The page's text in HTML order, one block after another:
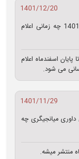
1401/12/20
سلام وقت بخیر-نتیجه ی آزمون داوری اسفند1401 چه زمانی اعلام
پایان اسفندماه اعلام
می شود.
1401/11/29
داوری میانجیگری چه